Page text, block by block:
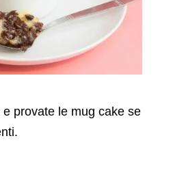
provate le mug cake se